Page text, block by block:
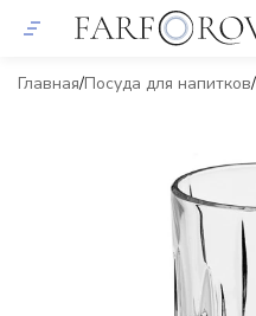
Главная Посуда для напитков